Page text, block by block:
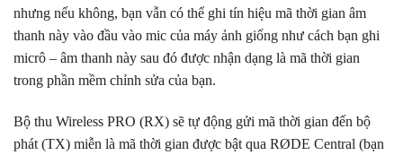
nhưng nếu không, bạn vẫn có thể ghi tín hiệu mã thời gian âm
thanh này vào đầu vào mic của máy ảnh giống như cách bạn ghi
micrô – âm thanh này sau đó được nhận dạng là mã thời gian
trong phần mềm chỉnh sửa của bạn.
Bộ thu Wireless PRO (RX) sẽ tự động gửi mã thời gian đến bộ
phát (TX) miễn là mã thời gian được bật qua RØDE Central (bạn